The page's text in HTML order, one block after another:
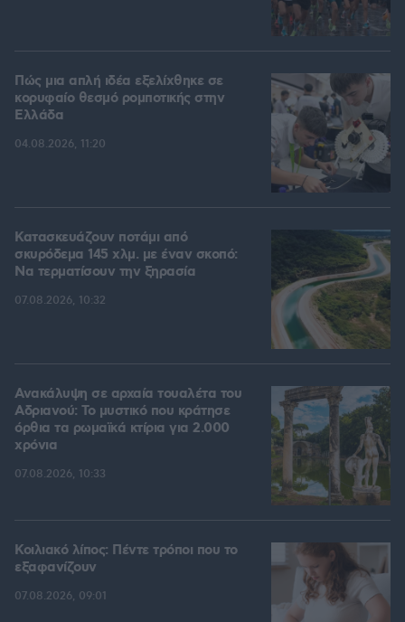
Πώς μια απλή ιδέα εξελίχθηκε σε
κορυφαίο θεσμό ρομποτικής στην
Ελλάδα
04.08.2026, 11:20
Κατασκευάζουν ποτάμι από
σκυρόδεμα 145 χλμ. με έναν σκοπό:
Να τερματίσουν την ξηρασία
07.08.2026, 10:32
Ανακάλυψη σε αρχαία τουαλέτα του
Αδριανού: Το μυστικό που κράτησε
όρθια τα ρωμαϊκά κτίρια για 2.000
χρόνια
07.08.2026, 10:33
Κοιλιακό λίπος: Πέντε τρόποι που το
εξαφανίζουν
07.08.2026, 09:01